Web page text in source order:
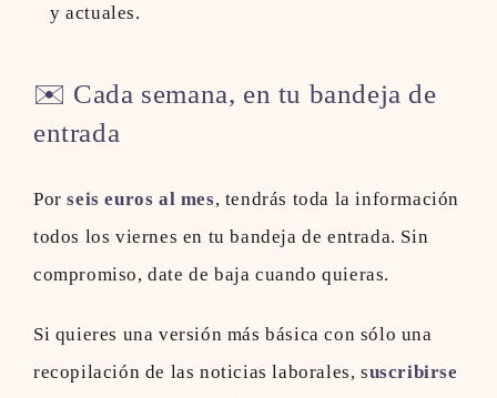
y actuales.
✉️ Cada semana, en tu bandeja de
entrada
Por seis euros al mes, tendrás toda la información
todos los viernes en tu bandeja de entrada. Sin
compromiso, date de baja cuando quieras.
Si quieres una versión más básica con sólo una
recopilación de las noticias laborales, suscribirse